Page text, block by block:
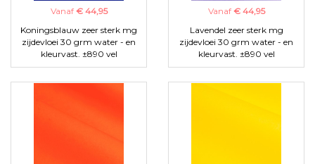
Vanaf € 44,95
Koningsblauw zeer sterk mg
zijdevloei 30 grm water - en
kleurvast. ±890 vel
Vanaf € 44,95
Lavendel zeer sterk mg
zijdevloei 30 grm water - en
kleurvast. ±890 vel